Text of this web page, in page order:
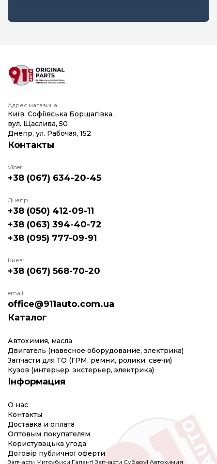
Адрес магазина
Київ, Софіївська Борщагівка,
вул. Щаслива, 50
Днепр, ул. Рабочая, 152
Каталог
Автохимия, масла
Двигатель (навесное оборудование, электрика)
Запчасти для ТО (ГРМ, ремни, ролики, свечи)
Кузов (интерьер, экстерьер, электрика)
Інформация
О нас
Контакты
Доставка и оплата
Оптовым покупателям
Користувацька угода
Договір публичної оферти
Контакты
Viber:
+38 (067) 634-20-45
Днепр:
+38 (050) 412-09-11
+38 (063) 394-40-72
+38 (095) 777-09-91
Киев:
+38 (067) 568-70-20
email:
office@911auto.com.ua
Запчасти Митсубиси Галант|Запчасти Субару| Автохимия